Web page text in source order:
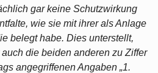
gar keine Schutzwirkung
wie sie mit ihrer als Anlage
belegt habe. Dies unterstellt,
auch die beiden anderen zu Ziffer
angegriffenen Angaben „1.